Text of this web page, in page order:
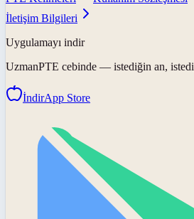
İletişim Bilgileri
Uygulamayı indir
UzmanPTE cebinde — istediğin an,
İndirApp Store